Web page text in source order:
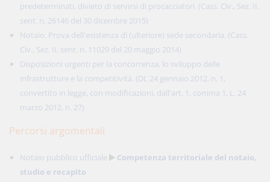
predeterminati, divieto di servirsi di procacciatori. (Cass. Civ., Sez. II,
sent. n. 26146 del 30 dicembre 2015)
Notaio. Prova dell'esistenza di (ulteriore) sede secondaria. (Cass.
Civ., Sez. II, sent. n. 11029 del 20 maggio 2014)
Disposizioni urgenti per la concorrenza, lo sviluppo delle
infrastrutture e la competitività. (DL 24 gennaio 2012, n. 1,
convertito in legge, con modificazioni, dall'art. 1, comma 1, L. 24
marzo 2012, n. 27)
Percorsi argomentali
Notaio pubblico ufficiale
Competenza territoriale del notaio,
studio e recapito